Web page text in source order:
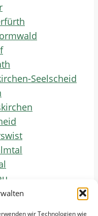
wir Technologien wie
Seelscheid